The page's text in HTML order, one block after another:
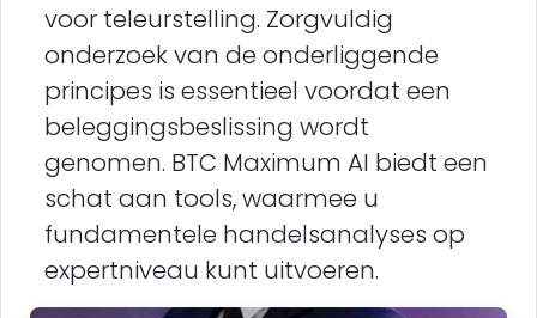
voor teleurstelling. Zorgvuldig
onderzoek van de onderliggende
principes is essentieel voordat een
beleggingsbeslissing wordt
genomen. BTC Maximum AI biedt een
schat aan tools, waarmee u
fundamentele handelsanalyses op
expertniveau kunt uitvoeren.